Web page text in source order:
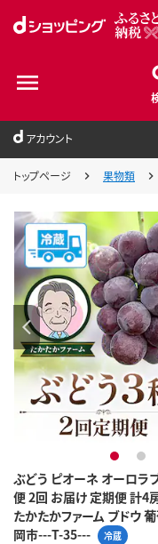
アカウント
トップページ 果物類
ぶどう ピオーネ オーロラ
便 2回 お届け 定期便 計4
たかたかファーム ブドウ
岡市---T-35---
冷蔵
1 2